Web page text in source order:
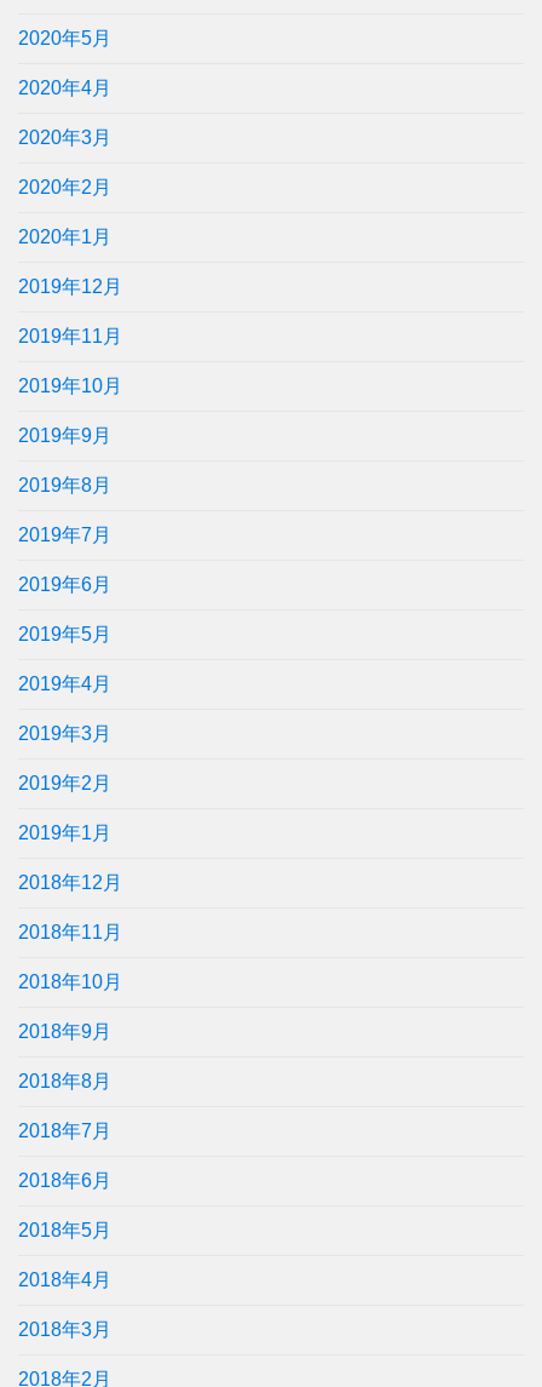
2020年5月
2020年4月
2020年3月
2020年2月
2020年1月
2019年12月
2019年11月
2019年10月
2019年9月
2019年8月
2019年7月
2019年6月
2019年5月
2019年4月
2019年3月
2019年2月
2019年1月
2018年12月
2018年11月
2018年10月
2018年9月
2018年8月
2018年7月
2018年6月
2018年5月
2018年4月
2018年3月
2018年2月